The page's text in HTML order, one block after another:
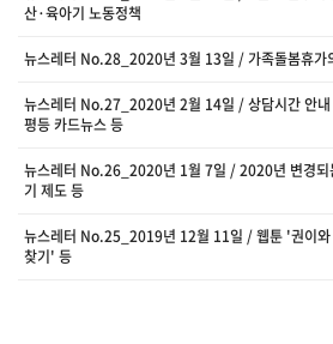
산·육아기 노동정책
뉴스레터 No.28_2020년 3월 13일 / 가족돌봄휴가
뉴스레터 No.27_2020년 2월 14일 / 상담시간 안내
평등 카드뉴스 등
뉴스레터 No.26_2020년 1월 7일 / 2020년 변경되
기 제도 등
뉴스레터 No.25_2019년 12월 11일 / 웹툰 '권이와
찾기' 등